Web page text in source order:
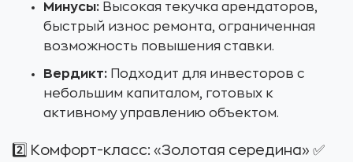
Минусы: Высокая текучка арендаторов,
быстрый износ ремонта, ограниченная
возможность повышения ставки.
Вердикт: Подходит для инвесторов с
небольшим капиталом, готовых к
активному управлению объектом.
2️⃣ Комфорт-класс: «Золотая середина» ✅